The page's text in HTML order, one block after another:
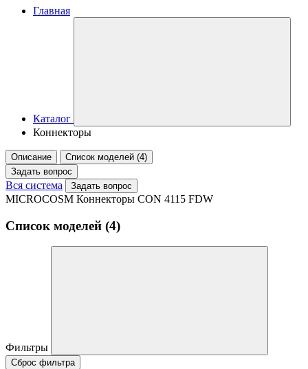
Главная
Каталог
Коннекторы
Описание
Список моделей (4)
Задать вопрос
Вся система Задать вопрос
MICROCOSM Коннекторы CON 4115 FDW
Список моделей (4)
Фильтры
Сброс фильтра